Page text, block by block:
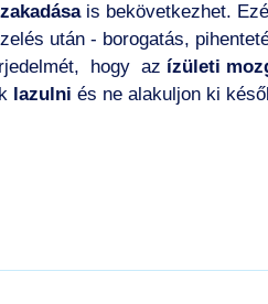
is bekövetkezhet.
után - borogatás,
hogy az ízületi
lazulni és ne alakuljon ki